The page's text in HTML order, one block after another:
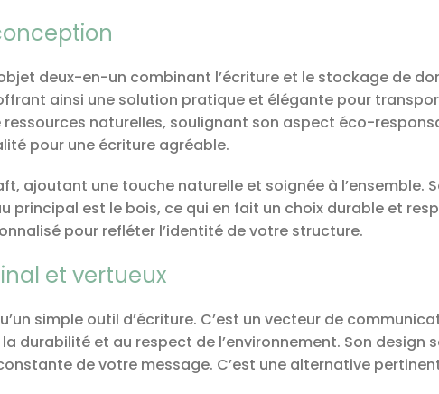
deux-en-un combinant l’écriture et le stockage de
ainsi une solution pratique et élégante pour
naturelles, soulignant son aspect éco-
pour une écriture agréable.
ajoutant une touche naturelle et soignée à l’ensemble.
est le bois, ce qui en fait un choix durable et
pour refléter l’identité de votre structure.
et vertueux
simple outil d’écriture. C’est un vecteur de
durabilité et au respect de l’environnement. Son
de votre message. C’est une alternative